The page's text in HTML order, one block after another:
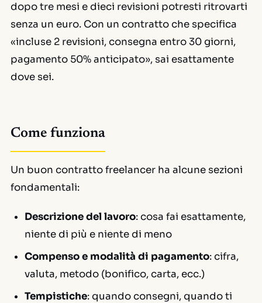
dopo tre mesi e dieci revisioni potresti ritrovarti
senza un euro. Con un contratto che specifica
«incluse 2 revisioni, consegna entro 30 giorni,
pagamento 50% anticipato», sai esattamente
dove sei.
Come funziona
Un buon contratto freelancer ha alcune sezioni
fondamentali:
Descrizione del lavoro: cosa fai esattamente,
niente di più e niente di meno
Compenso e modalità di pagamento: cifra,
valuta, metodo (bonifico, carta, ecc.)
Tempistiche: quando consegni, quando ti